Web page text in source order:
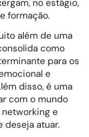
no estágio,
formação.
além de uma
como
para os
e
disso, é uma
com o mundo
e
deseja atuar.